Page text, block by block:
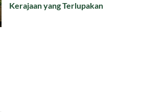
Kerajaan yang Terlupakan